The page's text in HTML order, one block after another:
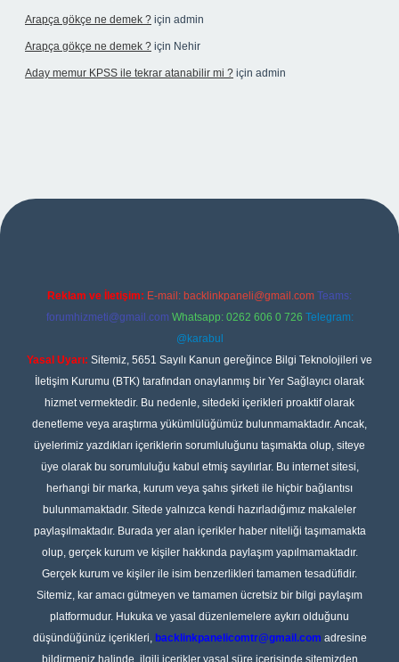
Arapça gökçe ne demek ? için admin
Arapça gökçe ne demek ? için Nehir
Aday memur KPSS ile tekrar atanabilir mi ? için admin
Reklam ve İletişim: E-mail: backlinkpaneli@gmail.com Teams:
forumhizmeti@gmail.com Whatsapp: 0262 606 0 726 Telegram:
@karabul
Yasal Uyarı: Sitemiz, 5651 Sayılı Kanun gereğince Bilgi Teknolojileri ve
İletişim Kurumu (BTK) tarafından onaylanmış bir Yer Sağlayıcı olarak
hizmet vermektedir. Bu nedenle, sitedeki içerikleri proaktif olarak
denetleme veya araştırma yükümlülüğümüz bulunmamaktadır. Ancak,
üyelerimiz yazdıkları içeriklerin sorumluluğunu taşımakta olup, siteye
üye olarak bu sorumluluğu kabul etmiş sayılırlar. Bu internet sitesi,
herhangi bir marka, kurum veya şahıs şirketi ile hiçbir bağlantısı
bulunmamaktadır. Sitede yalnızca kendi hazırladığımız makaleler
paylaşılmaktadır. Burada yer alan içerikler haber niteliği taşımamakta
olup, gerçek kurum ve kişiler hakkında paylaşım yapılmamaktadır.
Gerçek kurum ve kişiler ile isim benzerlikleri tamamen tesadüfidir.
Sitemiz, kar amacı gütmeyen ve tamamen ücretsiz bir bilgi paylaşım
platformudur. Hukuka ve yasal düzenlemelere aykırı olduğunu
düşündüğünüz içerikleri, backlinkpanelicomtr@gmail.com adresine
bildirmeniz halinde, ilgili içerikler yasal süre içerisinde sitemizden